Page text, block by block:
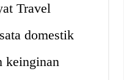
Travel
domestik
keinginan